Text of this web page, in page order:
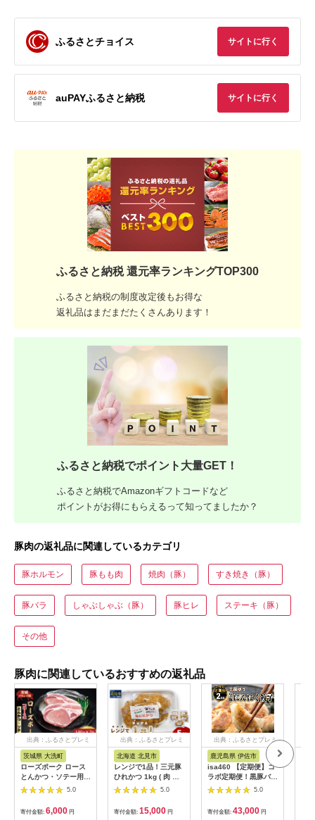
ふるさとチョイス サイトに行く
auPAYふるさと納税 サイトに行く
ふるさと納税 還元率ランキングTOP300
ふるさと納税の制度改定後もお得な
返礼品はまだまだたくさんあります！
ふるさと納税でポイント大量GET！
ふるさと納税でAmazonギフトコードなど
ポイントがお得にもらえるって知ってましたか？
豚肉の返礼品に関連しているカテゴリ
豚ホルモン 豚もも肉 焼肉（豚） すき焼き（豚）
豚バラ しゃぶしゃぶ（豚） 豚ヒレ ステーキ（豚）
その他
豚肉に関連しているおすすめの返礼品
出典：ふるさとプレミ
茨城県 大洗町
ローズポーク ロース
とんかつ・ソテー用
約280g (140g×2枚) (
茨城県共通返礼品・茨
城県産 ) ブランド豚
茨城 国産 豚肉 冷凍
5.0
寄付金額: 6,000 円
出典：ふるさとプレミ
北海道 北見市
レンジで1品！三元豚
ひれかつ 1kg ( 肉 豚
肉 ヒレ 揚げ物 総菜
冷凍 簡単調理 )【136-
5.0
寄付金額: 15,000 円
出典：ふるさとプレミ
アム
鹿児島県 伊佐市
isa460 【定期便】コ
ラボ定期便！黒豚バラ
エティー定期便 (全3
回) 定期便 コラボ定期
便 黒豚 豚 ぶた ロー
ス バラ スライス 生餃
5.0
寄付金額: 43,000 円